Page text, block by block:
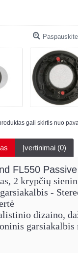
gali skirtis nuo
Įvertinimai (0)
FL550
2 krypčių
-
dizaino,
garsiakalbis